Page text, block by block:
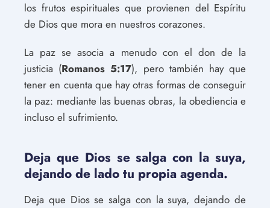
los frutos espirituales que provienen del Espíritu
de Dios que mora en nuestros corazones.
La paz se asocia a menudo con el don de la
justicia (Romanos 5:17), pero también hay que
tener en cuenta que hay otras formas de conseguir
la paz: mediante las buenas obras, la obediencia e
incluso el sufrimiento.
Deja que Dios se salga con la suya,
dejando de lado tu propia agenda.
Deja que Dios se salga con la suya, dejando de